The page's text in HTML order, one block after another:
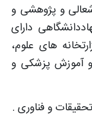
و پژوهشی و
دارای
های علوم،
و آموزش پزشکی و